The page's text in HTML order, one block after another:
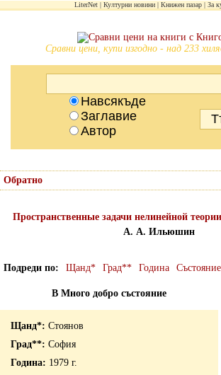
LiterNet Културни новини Книжен пазар За
Сравни цени, купи изгодно - над 233
Навсякъде
Заглавие
Автор
Обратно
Пространственные задачи нелинейной
А. А. Ильюшин
Подреди по Щанд* Град** Година Състояние
В Много добро състояние
Стоянов
София
1979 г.